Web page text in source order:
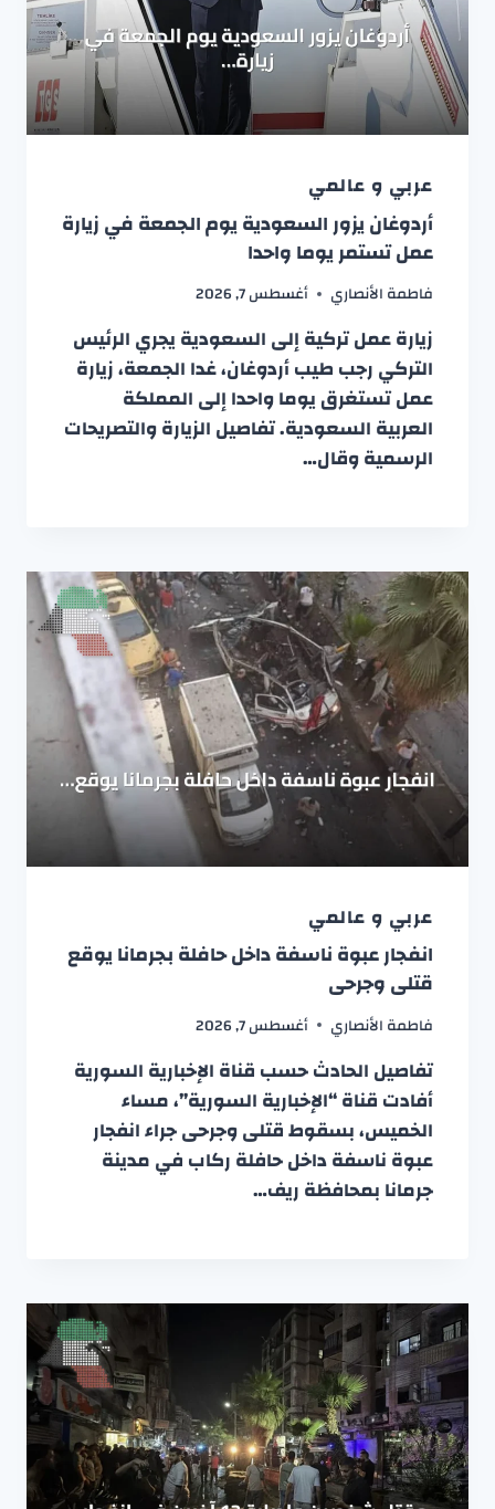
عربي و عالمي
أردوغان يزور السعودية يوم الجمعة في زيارة
عمل تستمر يوما واحدا
فاطمة الأنصاري أغسطس 7, 2026
زيارة عمل تركية إلى السعودية يجري الرئيس
التركي رجب طيب أردوغان، غدا الجمعة، زيارة
عمل تستغرق يوما واحدا إلى المملكة
العربية السعودية. تفاصيل الزيارة والتصريحات
الرسمية وقال…
عربي و عالمي
انفجار عبوة ناسفة داخل حافلة بجرمانا يوقع
قتلى وجرحى
فاطمة الأنصاري أغسطس 7, 2026
تفاصيل الحادث حسب قناة الإخبارية السورية
أفادت قناة “الإخبارية السورية”، مساء
الخميس، بسقوط قتلى وجرحى جراء انفجار
عبوة ناسفة داخل حافلة ركاب في مدينة
جرمانا بمحافظة ريف…